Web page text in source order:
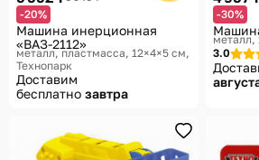
-20%
Машина инерционная
«ВАЗ-2112»
металл, пластмасса, 12×4×5 см
Технопарк
Доставим
бесплатно завтра
-30%
металл,
3.0